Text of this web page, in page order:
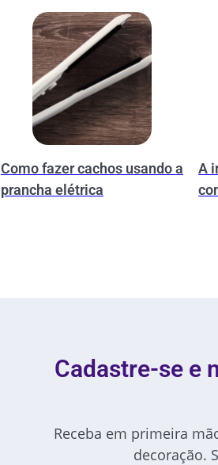
Como fazer cachos usando a
prancha elétrica
A
Cadastre-se e
Receba em primeira
decoração.